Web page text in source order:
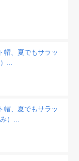
帽、夏でもサラッ
...
帽、夏でもサラッ
）...